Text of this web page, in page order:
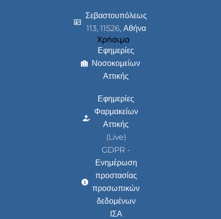
Σεβαστουπόλεως
113, 11526, Αθήνα
Χρήσιμα
Εφημερίες
Νοσοκομείων
Αττικής
Εφημερίες
Φαρμακείων
Αττικής
(Live)
GDPR -
Ενημέρωση
προστασίας
προσωπικών
δεδομένων
ΙΣΑ